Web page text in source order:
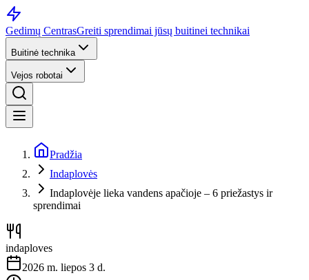
Gedimų CentrasGreiti sprendimai jūsų buitinei technikai
Buitinė technika
Vejos robotai
Pradžia
Indaplovės
Indaplovėje lieka vandens apačioje – 6 priežastys ir
sprendimai
indaploves
2026 m. liepos 3 d.